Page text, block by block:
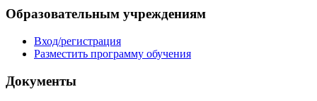
Образовательным учреждениям
Вход/регистрация
Разместить программу обучения
Документы